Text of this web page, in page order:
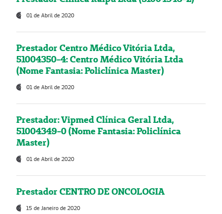
01 de Abril de 2020
Prestador Centro Médico Vitória Ltda,
51004350-4: Centro Médico Vitória Ltda
(Nome Fantasia: Policlínica Master)
01 de Abril de 2020
Prestador: Vipmed Clínica Geral Ltda,
51004349-0 (Nome Fantasia: Policlínica
Master)
01 de Abril de 2020
Prestador CENTRO DE ONCOLOGIA
15 de Janeiro de 2020